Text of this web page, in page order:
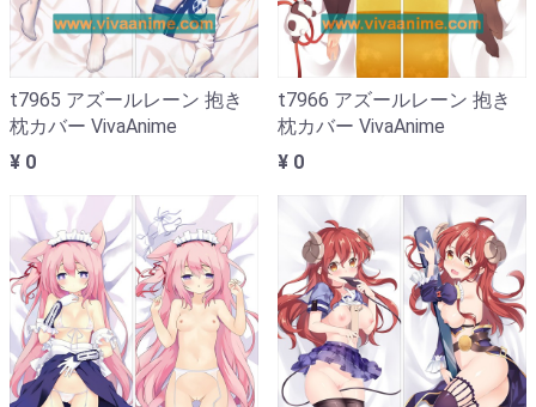
t7965 アズールレーン 抱き
枕カバー VivaAnime
¥ 0
t7966 アズールレーン 抱き
枕カバー VivaAnime
¥ 0